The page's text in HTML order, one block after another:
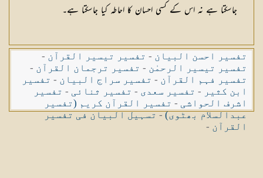
جاسکتا ہے نہ اس کے کسی احسان کا احاطہ کیا جاسکتا ہے۔
تفسیر احسن البیان - تفسیر تیسیر القرآن -
تفسیر تیسیر الرحمٰن - تفسیر ترجمان القرآن -
تفسیر فہم القرآن - تفسیر سراج البیان - تفسیر
ابن کثیر - تفسیر سعدی - تفسیر ثنائی - تفسیر
اشرف الحواشی - تفسیر القرآن کریم (تفسیر
عبدالسلام بھٹوی)-تسہیل البیان فی تفسیر
القرآن -